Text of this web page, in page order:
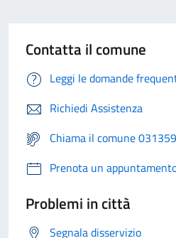
Contatta il comune
Leggi le domande
Richiedi Assistenza
Chiama il comune
Prenota un
Problemi in città
Segnala disservizio